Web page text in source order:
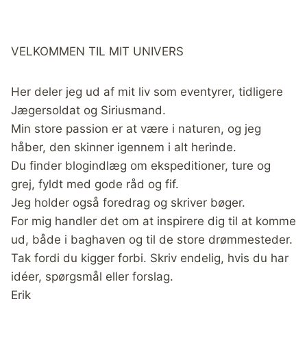
VELKOMMEN TIL MIT UNIVERS
Her deler jeg ud af mit liv som eventyrer, tidligere
Jægersoldat og Siriusmand.
Min store passion er at være i naturen, og jeg
håber, den skinner igennem i alt herinde.
Du finder blogindlæg om ekspeditioner, ture og
grej, fyldt med gode råd og fif.
Jeg holder også foredrag og skriver bøger.
For mig handler det om at inspirere dig til at komme
ud, både i baghaven og til de store drømmesteder.
Tak fordi du kigger forbi. Skriv endelig, hvis du har
idéer, spørgsmål eller forslag.
Erik